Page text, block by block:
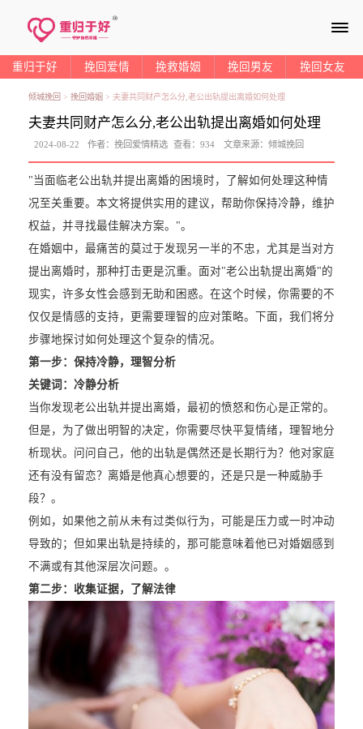
≡
重归于好 挽回爱情 挽救婚姻 挽回男友 挽回女友
倾城挽回 > 挽回婚姻 > 夫妻共同财产怎么分,老公出轨提出离婚如何处理
夫妻共同财产怎么分,老公出轨提出离婚如何处理
2024-08-22 作者：挽回爱情精选 查看：934 文章来源： 倾城挽回
"当面临老公出轨并提出离婚的困境时，了解如何处理这种情
况至关重要。本文将提供实用的建议，帮助你保持冷静，维护
权益，并寻找最佳解决方案。"。
在婚姻中，最痛苦的莫过于发现另一半的不忠，尤其是当对方
提出离婚时，那种打击更是沉重。面对"老公出轨提出离婚"的
现实，许多女性会感到无助和困惑。在这个时候，你需要的不
仅仅是情感的支持，更需要理智的应对策略。下面，我们将分
步骤地探讨如何处理这个复杂的情况。
第一步：保持冷静，理智分析
关键词：冷静分析
当你发现老公出轨并提出离婚，最初的愤怒和伤心是正常的。
但是，为了做出明智的决定，你需要尽快平复情绪，理智地分
析现状。问问自己，他的出轨是偶然还是长期行为？他对家庭
还有没有留恋？离婚是他真心想要的，还是只是一种威胁手
段？。
例如，如果他之前从未有过类似行为，可能是压力或一时冲动
导致的；但如果出轨是持续的，那可能意味着他已对婚姻感到
不满或有其他深层次问题。。
第二步：收集证据，了解法律